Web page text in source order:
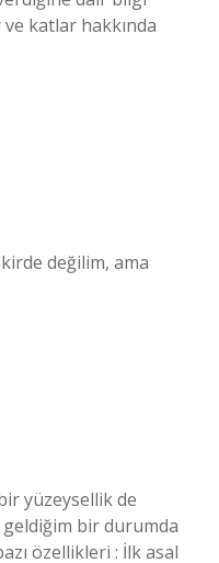
katlar hakkında
değilim, ama
yüzeysellik de
bir durumda
özellikleri : İlk asal